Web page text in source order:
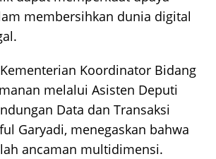
membersihkan dunia digital
Koordinator Bidang
melalui Asisten Deputi
Data dan Transaksi
Garyadi, menegaskan bahwa
ancaman multidimensi.